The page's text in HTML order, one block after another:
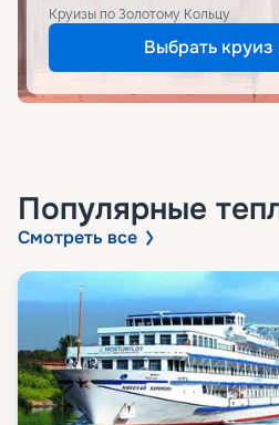
Круизы по Золотому Кольцу
Выбрать круиз
Популярные
Смотреть все